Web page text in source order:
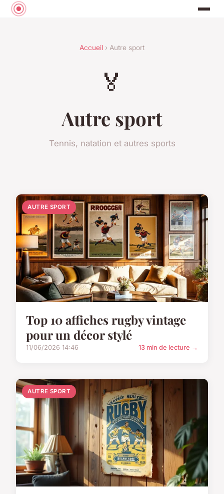
Accueil › Autre sport
🏅
Autre sport
Tennis, natation et autres sports
AUTRE SPORT
Top 10 affiches rugby vintage
pour un décor stylé
11/06/2026 14:46 13 min de lecture →
AUTRE SPORT